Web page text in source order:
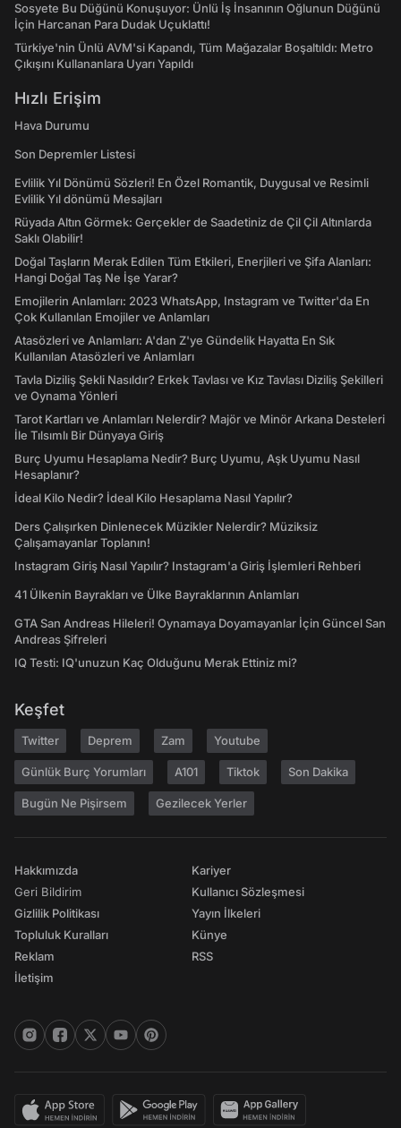
Sosyete Bu Düğünü Konuşuyor: Ünlü İş İnsanının Oğlunun Düğünü
İçin Harcanan Para Dudak Uçuklattı!
Türkiye'nin Ünlü AVM'si Kapandı, Tüm Mağazalar Boşaltıldı: Metro
Çıkışını Kullananlara Uyarı Yapıldı
Hızlı Erişim
Hava Durumu
Son Depremler Listesi
Evlilik Yıl Dönümü Sözleri! En Özel Romantik, Duygusal ve Resimli
Evlilik Yıl dönümü Mesajları
Rüyada Altın Görmek: Gerçekler de Saadetiniz de Çil Çil Altınlarda
Saklı Olabilir!
Doğal Taşların Merak Edilen Tüm Etkileri, Enerjileri ve Şifa Alanları:
Hangi Doğal Taş Ne İşe Yarar?
Emojilerin Anlamları: 2023 WhatsApp, Instagram ve Twitter'da En
Çok Kullanılan Emojiler ve Anlamları
Atasözleri ve Anlamları: A'dan Z'ye Gündelik Hayatta En Sık
Kullanılan Atasözleri ve Anlamları
Tavla Diziliş Şekli Nasıldır? Erkek Tavlası ve Kız Tavlası Diziliş Şekilleri
ve Oynama Yönleri
Tarot Kartları ve Anlamları Nelerdir? Majör ve Minör Arkana Desteleri
İle Tılsımlı Bir Dünyaya Giriş
Burç Uyumu Hesaplama Nedir? Burç Uyumu, Aşk Uyumu Nasıl
Hesaplanır?
İdeal Kilo Nedir? İdeal Kilo Hesaplama Nasıl Yapılır?
Ders Çalışırken Dinlenecek Müzikler Nelerdir? Müziksiz
Çalışamayanlar Toplanın!
Instagram Giriş Nasıl Yapılır? Instagram'a Giriş İşlemleri Rehberi
41 Ülkenin Bayrakları ve Ülke Bayraklarının Anlamları
GTA San Andreas Hileleri! Oynamaya Doyamayanlar İçin Güncel San
Andreas Şifreleri
IQ Testi: IQ'unuzun Kaç Olduğunu Merak Ettiniz mi?
Keşfet
Twitter Deprem Zam Youtube
Günlük Burç Yorumları A101 Tiktok Son Dakika
Bugün Ne Pişirsem Gezilecek Yerler
Hakkımızda
Geri Bildirim
Gizlilik Politikası
Topluluk Kuralları
Reklam
İletişim
Kariyer
Kullanıcı Sözleşmesi
Yayın İlkeleri
Künye
RSS